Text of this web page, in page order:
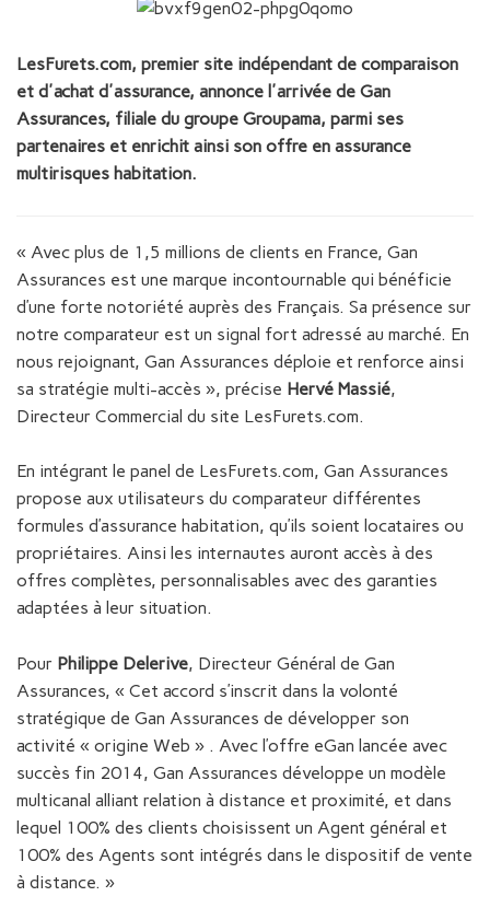
LesFurets.com, premier site indépendant de comparaison
et d'achat d'assurance, annonce l'arrivée de Gan
Assurances, filiale du groupe Groupama, parmi ses
partenaires et enrichit ainsi son offre en assurance
multirisques habitation.
« Avec plus de 1,5 millions de clients en France, Gan
Assurances est une marque incontournable qui bénéficie
d’une forte notoriété auprès des Français. Sa présence sur
notre comparateur est un signal fort adressé au marché. En
nous rejoignant, Gan Assurances déploie et renforce ainsi
sa stratégie multi-accès », précise Hervé Massié,
Directeur Commercial du site LesFurets.com.
En intégrant le panel de LesFurets.com, Gan Assurances
propose aux utilisateurs du comparateur différentes
formules d’assurance habitation, qu’ils soient locataires ou
propriétaires. Ainsi les internautes auront accès à des
offres complètes, personnalisables avec des garanties
adaptées à leur situation.
Pour Philippe Delerive, Directeur Général de Gan
Assurances, « Cet accord s’inscrit dans la volonté
stratégique de Gan Assurances de développer son
activité « origine Web » . Avec l’offre eGan lancée avec
succès fin 2014, Gan Assurances développe un modèle
multicanal alliant relation à distance et proximité, et dans
lequel 100% des clients choisissent un Agent général et
100% des Agents sont intégrés dans le dispositif de vente
à distance. »